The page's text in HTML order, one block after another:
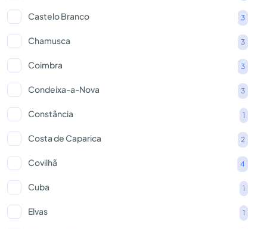
Castelo Branco 3
Chamusca 3
Coimbra 3
Condeixa-a-Nova 3
Constância 1
Costa de Caparica 2
Covilhã 4
Cuba 1
Elvas 1